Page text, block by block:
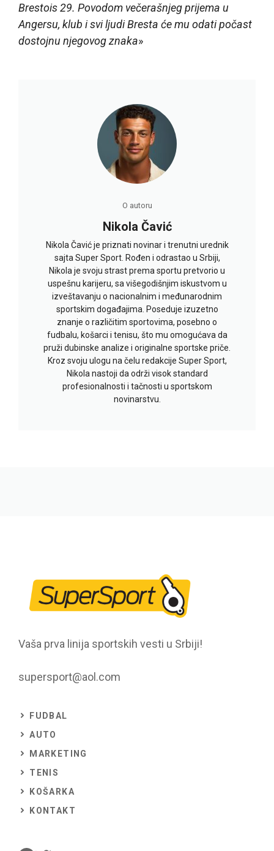
Brestois 29. Povodom večerašnjeg prijema u
Angersu, klub i svi ljudi Bresta će mu odati počast
dostojnu njegovog znaka»
O autoru
Nikola Čavić
Nikola Čavić je priznati novinar i trenutni urednik
sajta Super Sport. Rođen i odrastao u Srbiji,
Nikola je svoju strast prema sportu pretvorio u
uspešnu karijeru, sa višegodišnjim iskustvom u
izveštavanju o nacionalnim i međunarodnim
sportskim događajima. Poseduje izuzetno
znanje o različitim sportovima, posebno o
fudbalu, košarci i tenisu, što mu omogućava da
pruži dubinske analize i originalne sportske priče.
Kroz svoju ulogu na čelu redakcije Super Sport,
Nikola nastoji da održi visok standard
profesionalnosti i tačnosti u sportskom
novinarstvu.
Vaša prva linija sportskih vesti u Srbiji!
supersport@aol.com
FUDBAL
AUTO
MARKETING
TENIS
KOŠARKA
KONTAKT